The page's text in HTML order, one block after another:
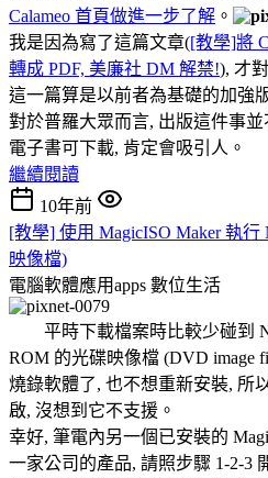
Calameo 首頁做進一步了解 。
我是因為寫了這篇文章([教學]將
轉成 PDF, 美廉社 DM 解禁!), 才
這一篇算是以前者為基礎的加強
對於普羅大眾而言, 出版這件事
電子書可下載, 肯定會吸引人。
繼續閱讀
10年前
[教學] 使用 MagicISO Maker 執
映像檔)
電腦軟體應用apps 數位生活
平時下載檔案時比較少碰到
ROM 的光碟映像檔 (DVD image
燒錄軟體了, 也不想重新安裝, 所
啟, 沒想到它不支援。
幸好, 筆電內另一個已安裝的
一家公司的產品, 請照步驟 1-2-3